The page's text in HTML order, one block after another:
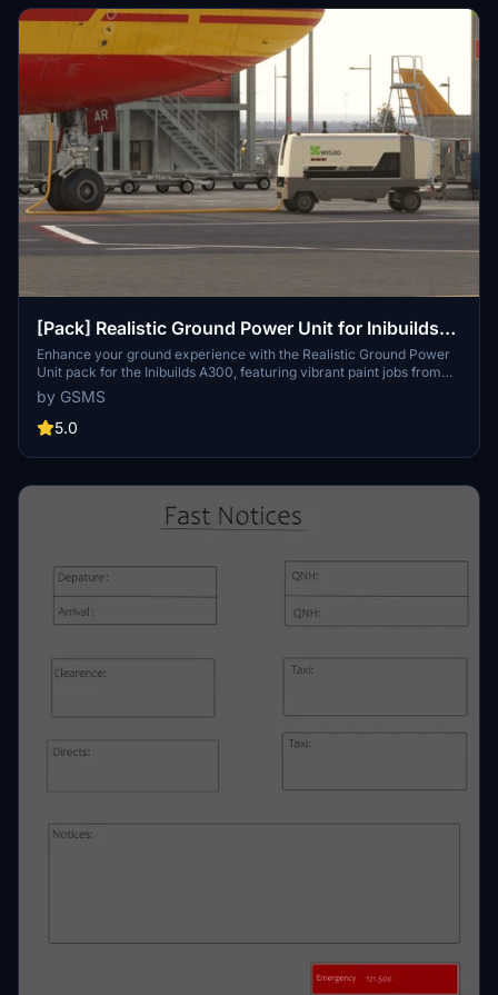
[Pack] Realistic Ground Power Unit for Inibuilds
A300
Enhance your ground experience with the Realistic Ground Power
Unit pack for the Inibuilds A300, featuring vibrant paint jobs from
DHL, Portground Leipzig, WISAG, and Swissport. Get ready to add
some color to your standard ground power unit in Microsoft Flight
Simulator.
by GSMS
5.0